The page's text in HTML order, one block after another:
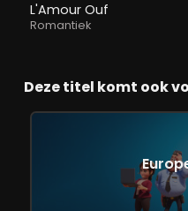
L'Amour Ouf
Romantiek
Deze titel komt ook